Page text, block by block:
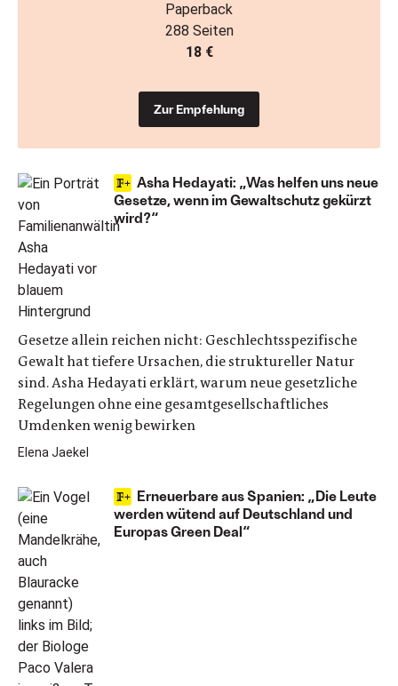
Asha Hedayati: „Was helfen uns neue
Gesetze, wenn im Gewaltschutz gekürzt
wird?“
Gesetze allein reichen nicht: Geschlechtsspezifische
Gewalt hat tiefere Ursachen, die struktureller Natur
sind. Asha Hedayati erklärt, warum neue gesetzliche
Regelungen ohne eine gesamtgesellschaftliches
Umdenken wenig bewirken
Elena Jaekel
Erneuerbare aus Spanien: „Die Leute
werden wütend auf Deutschland und
Europas Green Deal“
Paperback
288 Seiten
18 €
Zur Empfehlung